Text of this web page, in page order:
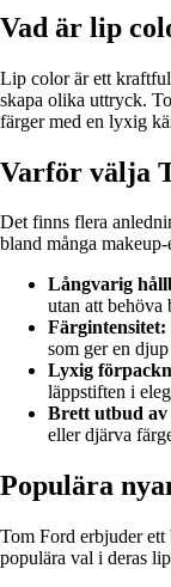
Vad är lip
Lip color är ett
skapa olika uttryck.
färger med en lyxig
Varför välja
Det finns flera
bland många
Långvarig
utan att behöva
Färgintensitet:
som ger en
Lyxig
läppstiften i
Brett utbud
eller djärva
Populära
Tom Ford erbjuder ett
populära val i deras